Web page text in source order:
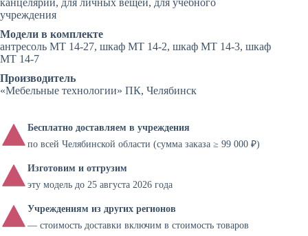
учреждения
Модели в комплекте
антресоль МТ 14-27, шкаф МТ 14-2, шкаф МТ 14-3, шкаф
МТ 14-7
Производитель
«Мебельные технологии» ПК, Челябинск
Бесплатно доставляем в учреждения
по всей Челябинской области (сумма заказа ≥ 99 000 ₽)
Изготовим и отгрузим
эту модель до 25 августа 2026 года
Учреждениям из других регионов
— стоимость доставки включим в стоимость товаров